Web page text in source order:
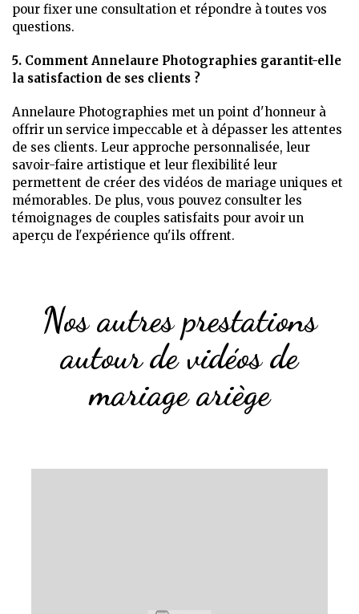
pour fixer une consultation et répondre à toutes vos
questions.
5. Comment Annelaure Photographies garantit-elle
la satisfaction de ses clients ?
Annelaure Photographies met un point d'honneur à
offrir un service impeccable et à dépasser les attentes
de ses clients. Leur approche personnalisée, leur
savoir-faire artistique et leur flexibilité leur
permettent de créer des vidéos de mariage uniques et
mémorables. De plus, vous pouvez consulter les
témoignages de couples satisfaits pour avoir un
aperçu de l'expérience qu'ils offrent.
Nos autres prestations
autour de vidéos de
mariage ariège